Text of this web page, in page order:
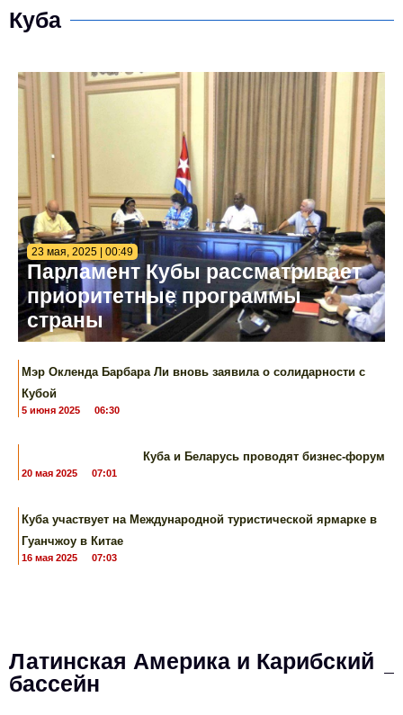
Куба
23 мая, 2025 | 00:49
Парламент Кубы рассматривает
приоритетные программы
страны
Мэр Окленда Барбара Ли вновь заявила о солидарности с
Кубой
5 июня 2025 06:30
Куба и Беларусь проводят бизнес-форум
20 мая 2025 07:01
Куба участвует ​​на Международной туристической ярмарке в
Гуанчжоу в Китае
16 мая 2025 07:03
Латинская Америка и Карибский
бассейн